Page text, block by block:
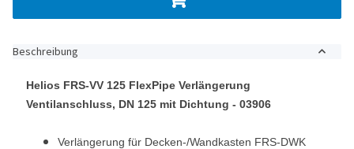
Beschreibung
Helios FRS-VV 125 FlexPipe Verlängerung
Ventilanschluss, DN 125 mit Dichtung - 03906
Verlängerung für Decken-/Wandkasten FRS-DWK